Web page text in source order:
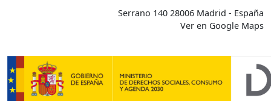
Serrano 140 28006 Madrid - España
Ver en Google Maps